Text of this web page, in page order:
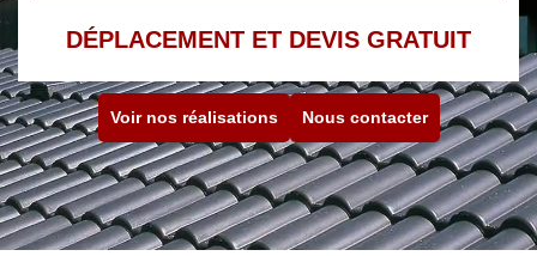
DÉPLACEMENT ET DEVIS GRATUIT
Voir nos réalisations Nous contacter